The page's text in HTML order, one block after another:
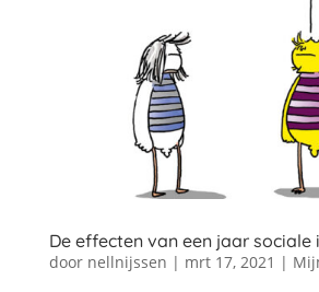
De effecten van een jaar sociale
door nellnijssen | mrt 17, 2021 |